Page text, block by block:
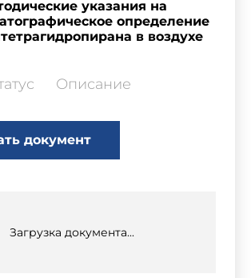
указания на
определение
в воздухе
Описание
документ
Загрузка документа...